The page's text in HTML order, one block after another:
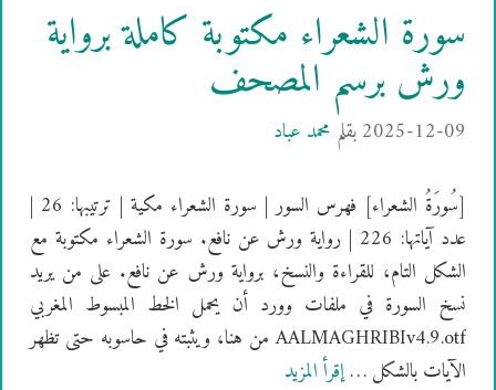
سورة الشعراء مكتوبة كاملة برواية
ورش برسم المصحف
2025-12-09بقلم محمد عباد
[سُورَةُ الشعراء] فهرس السور | سورة الشعراء مكية | ترتيبها: 26 |
عدد آياتها: 226 | رواية ورش عن نافع. سورة الشعراء مكتوبة مع
الشكل التام، للقراءة والنسخ، برواية ورش عن نافع. على من يريد
نسخ السورة في ملفات وورد أن يحمل الخط المبسوط المغربي
AALMAGHRIBIv4.9.otf من هنا، ويثبته في حاسوبه حتى تظهر
الآيات بالشكل …إقرأ المزيد